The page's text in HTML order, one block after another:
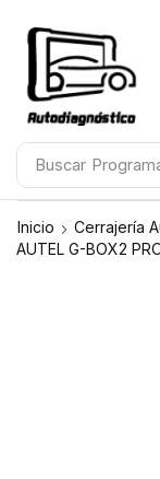
Buscar
Inicio
Cerrajería
AUTEL G-BOX2